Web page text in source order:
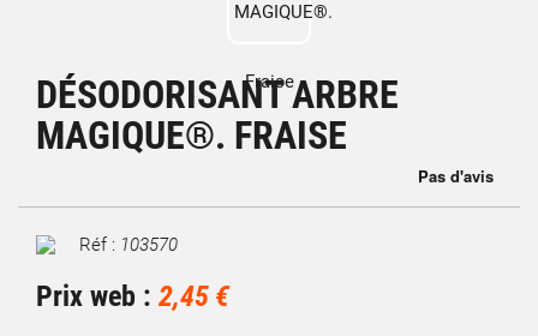
DÉSODORISANT ARBRE
MAGIQUE®. FRAISE
MarqueRéf : 103570
Prix web : 2,45 €